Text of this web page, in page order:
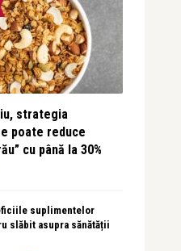
strategia
poate reduce
cu până la 30%
suplimentelor
slăbit asupra sănătății